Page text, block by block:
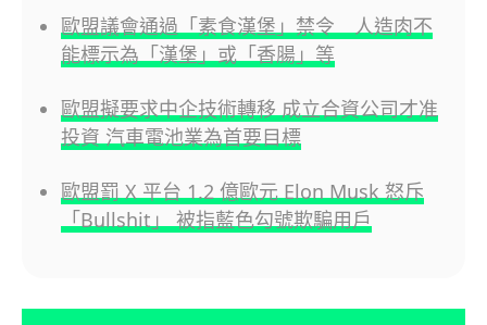
歐盟議會通過「素食漢堡」禁令 人造肉不
能標示為「漢堡」或「香腸」等
歐盟擬要求中企技術轉移 成立合資公司才准
投資 汽車電池業為首要目標
歐盟罰 X 平台 1.2 億歐元 Elon Musk 怒斥
「Bullshit」 被指藍色勾號欺騙用戶